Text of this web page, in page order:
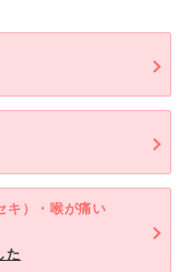
キ）・喉が痛い
た